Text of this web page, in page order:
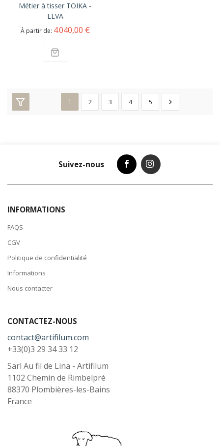
Métier à tisser TOIKA -
EEVA
À partir de 4 040,00 €
1 2 3 4 5
Suivez-nous
INFORMATIONS
FAQS
CGV
Politique de confidentialité
Informations
Nous contacter
CONTACTEZ-NOUS
contact@artifilum.com
+33(0)3 29 34 33 12
Sarl Au fil de Lina - Artifilum
1102 Chemin de Rimbelpré
88370 Plombières-les-Bains
France